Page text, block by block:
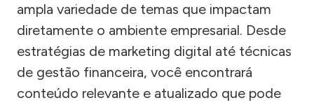
ampla variedade de temas que impactam
diretamente o ambiente empresarial. Desde
estratégias de marketing digital até técnicas
de gestão financeira, você encontrará
conteúdo relevante e atualizado que pode